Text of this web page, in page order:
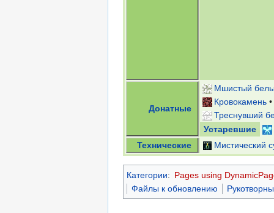
Донатные
Мшистый
Кровокамень
Треснувший
Устаревшие
Технические
Мистический
Категории: Pages using
Файлы к обновлению